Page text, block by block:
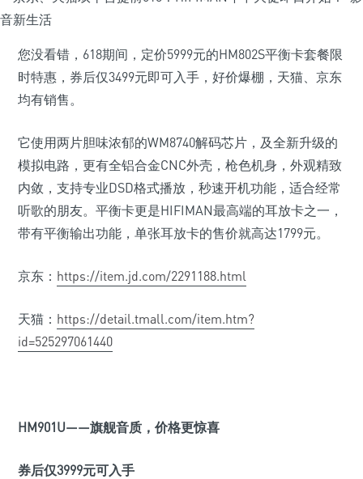
您没看错，618期间，定价5999元的HM802S平衡卡套餐限
时特惠，券后仅3499元即可入手，好价爆棚，天猫、京东
均有销售。
它使用两片胆味浓郁的WM8740解码芯片，及全新升级的
模拟电路，更有全铝合金CNC外壳，枪色机身，外观精致
内敛，支持专业DSD格式播放，秒速开机功能，适合经常
听歌的朋友。平衡卡更是HIFIMAN最高端的耳放卡之一，
带有平衡输出功能，单张耳放卡的售价就高达1799元。
京东： https://item.jd.com/2291188.html
天猫： https://detail.tmall.com/item.htm?
id=525297061440
HM901U——旗舰音质，价格更惊喜
券后仅3999元可入手